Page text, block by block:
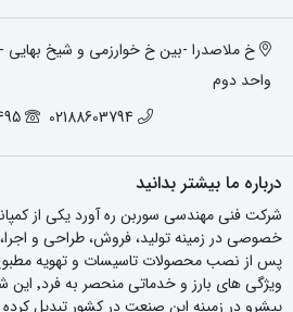
واحد دوم
02188603794
درباره ما بیشتر بدانید
شرکت فنی مهندسی سوربن ره آورد یکی از
خصوصی در زمینه تولید، فروش، طراحی و
پس از نصب محصولات تاسیسات و تهویه
ویژگی
پیشرو در زمینه این صنعت در کشور تبدیل